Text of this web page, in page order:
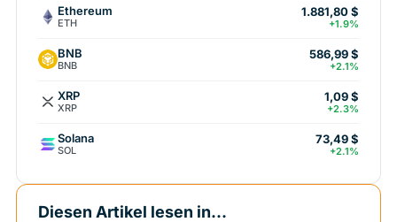
Ethereum
ETH
1.881,80 $
+1.9%
BNB
BNB
586,99 $
+2.1%
XRP
XRP
1,09 $
+2.3%
Solana
SOL
73,49 $
+2.1%
Diesen Artikel lesen in...